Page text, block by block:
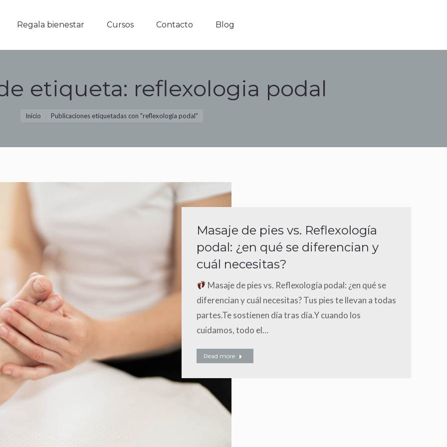
Regala bienestar Cursos Contacto Blog
etiqueta: reflexologia podal
Inicio Publicaciones etiquetadas con "reflexologia podal"
Masaje de pies vs. Reflexología
podal: ¿en qué se diferencian y
cuál necesitas?
Masaje de pies vs. Reflexología podal: ¿en qué se
diferencian y cuál necesitas? Tus pies te llevan a todas
partes.Te sostienen día tras día.Y cuando los
cuidamos, todo el…
Read more